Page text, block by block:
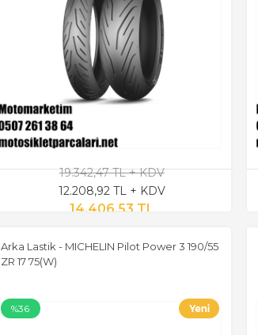
19.342,47 TL + KDV
12.208,92 TL + KDV
14.406,53 TL
Arka Lastik - MICHELIN Pilot Power 3 190/55
ZR 17 75(W)
%36